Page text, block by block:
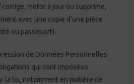
corrige, mette à jour ou supprime,
avec une copie d’une pièce
ou passeport).
de Données Personnelles
qui sont imposées
la loi, notamment en matière de